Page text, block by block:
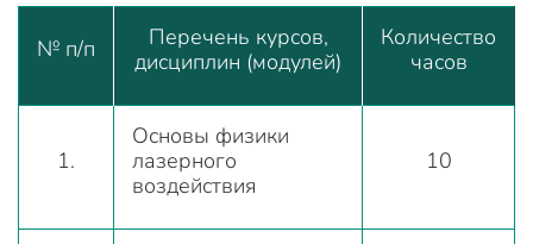
№ п/п
Перечень курсов,
дисциплин (модулей)
Количество
часов
1.
Основы физики
лазерного
воздействия
10